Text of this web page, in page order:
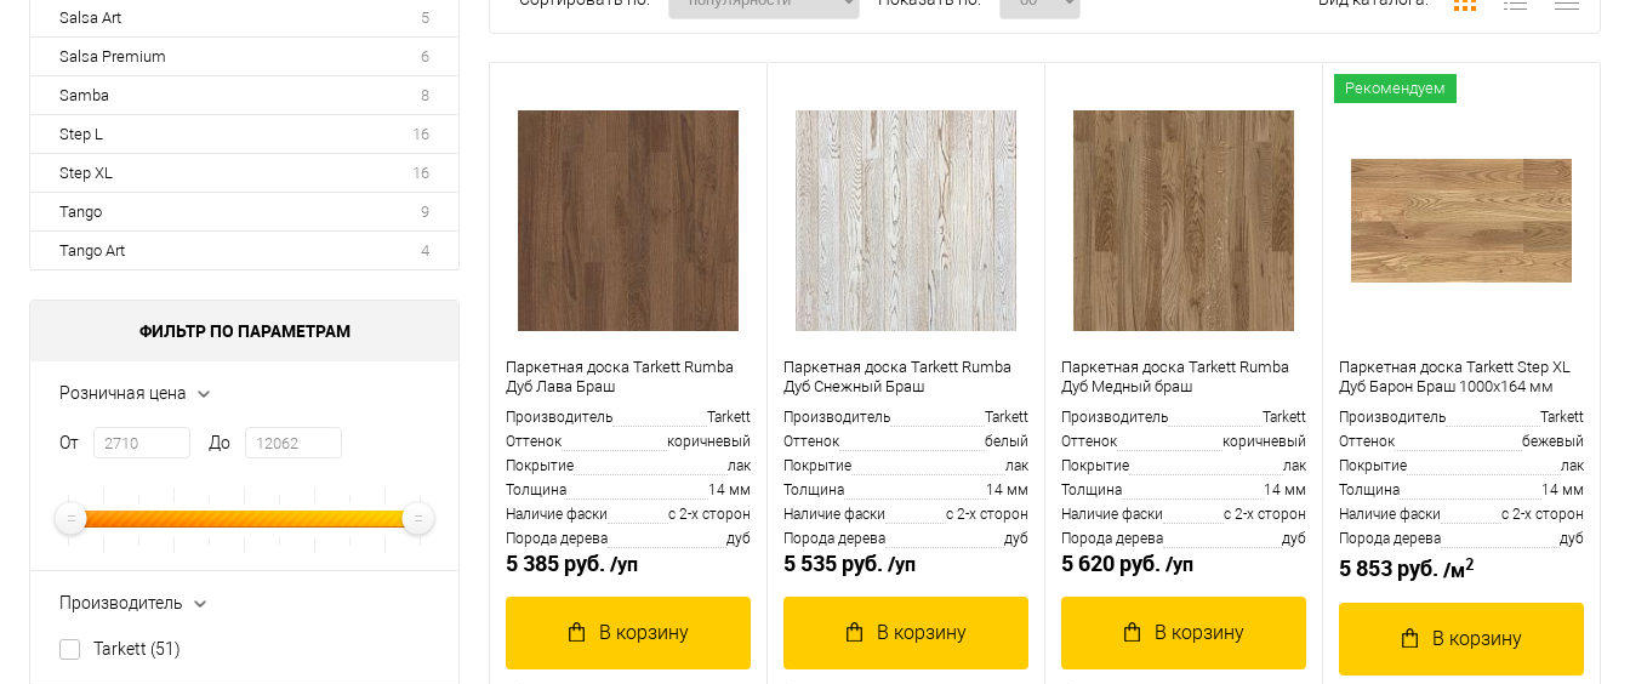
Salsa Art 5
Salsa Premium 6
Samba 8
Step L 16
Step XL 16
Tango 9
Tango Art 4
ФИЛЬТР ПО ПАРАМЕТРАМ
Розничная цена
От До
Производитель
Tarkett (51)
Паркетная доска Tarkett Rumba
Дуб Лава Браш
Производитель
Tarkett
Оттенок
коричневый
Покрытие
лак
Толщина
14 мм
Наличие фаски
с 2-х сторон
Порода дерева
дуб
5 385 руб. /уп
В корзину
Паркетная доска Tarkett Rumba
Дуб Снежный Браш
Производитель
Tarkett
Оттенок
белый
Покрытие
лак
Толщина
14 мм
Наличие фаски
с 2-х сторон
Порода дерева
дуб
5 535 руб. /уп
В корзину
Паркетная доска Tarkett Rumba
Дуб Медный браш
Производитель
Tarkett
Оттенок
коричневый
Покрытие
лак
Толщина
14 мм
Наличие фаски
с 2-х сторон
Порода дерева
дуб
5 620 руб. /уп
В корзину
Рекомендуем
Паркетная доска Tarkett Step XL
Дуб Барон Браш 1000х164 мм
Производитель
Tarkett
Оттенок
бежевый
Покрытие
лак
Толщина
14 мм
Наличие фаски
с 2-х сторон
Порода дерева
дуб
5 853 руб. /м2
В корзину